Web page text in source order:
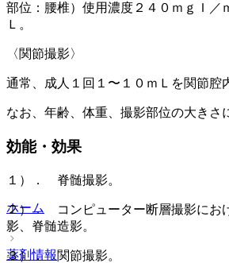
部位：腰椎）使用濃度２４０ｍｇＩ／
Ｌ。
〈関節撮影〉
通常、成人１回１〜１０ｍＬを関節腔
なお、年齢、体重、撮影部位の大きさ
効能・効果
１）． 脊髄撮影。
２）． コンピューター断層撮影にお
影、脊髄造影。
３）． 関節撮影。
ホーム
薬剤情報